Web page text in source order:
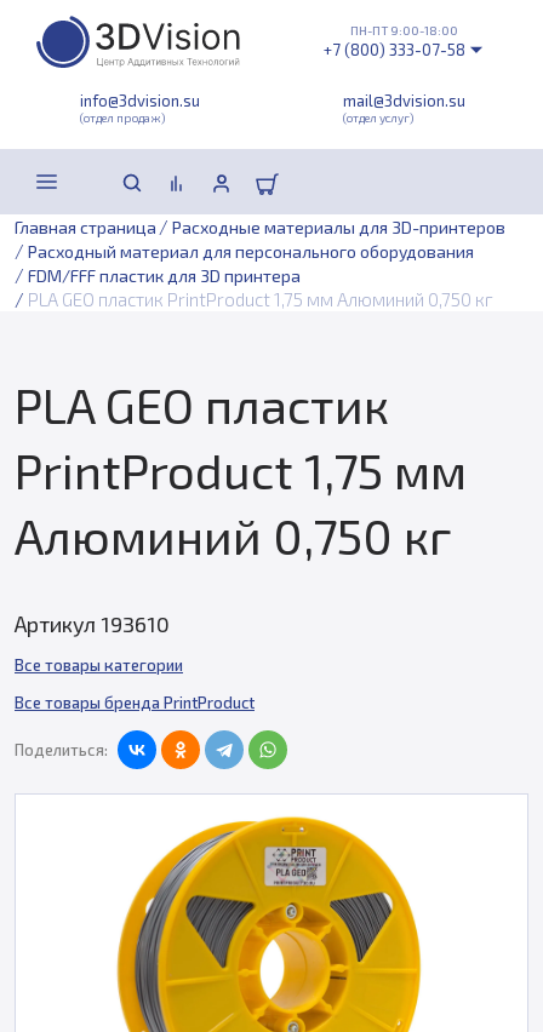
info@3dvision.su
(отдел продаж)
mail@3dvision.su
(отдел услуг)
ПН-ПТ 9:00-18:00
+7 (800) 333-07-58
Главная страница / Расходные материалы для 3D-принтеров
/ Расходный материал для персонального оборудования
/ FDM/FFF пластик для 3D принтера
/ PLA GEO пластик PrintProduct 1,75 мм Алюминий 0,750 кг
PLA GEO пластик
PrintProduct 1,75 мм
Алюминий 0,750 кг
Артикул 193610
Все товары категории
Все товары бренда PrintProduct
Поделиться: